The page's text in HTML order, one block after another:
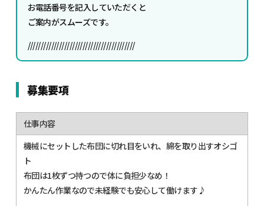
お電話番号を記入していただくと
ご案内がスムーズです。
/////////////////////////////////////////
募集要項
仕事内容
機械にセットした布団に切れ目をいれ、綿を取り出すオシゴ
ト
布団は1枚ずつ持つので体に負担少なめ！
かんたん作業なので未経験でも安心して働けます♪